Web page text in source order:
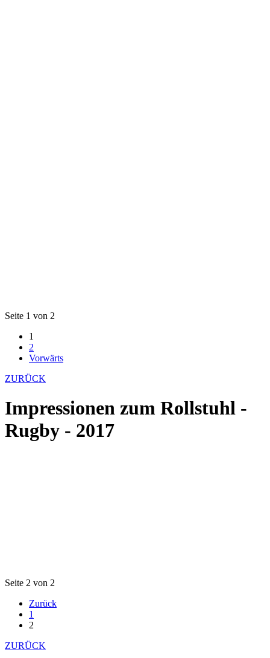
Seite 1 von 2
1
2
Vorwärts
ZURÜCK
Impressionen zum Rollstuhl -
Rugby - 2017
Seite 2 von 2
Zurück
1
2
ZURÜCK